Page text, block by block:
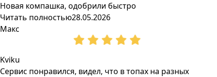
Новая компашка, одобрили быстро
Читать полностью28.05.2026
Макс
Kviku
Сервис понравился, видел, что в топах на разных